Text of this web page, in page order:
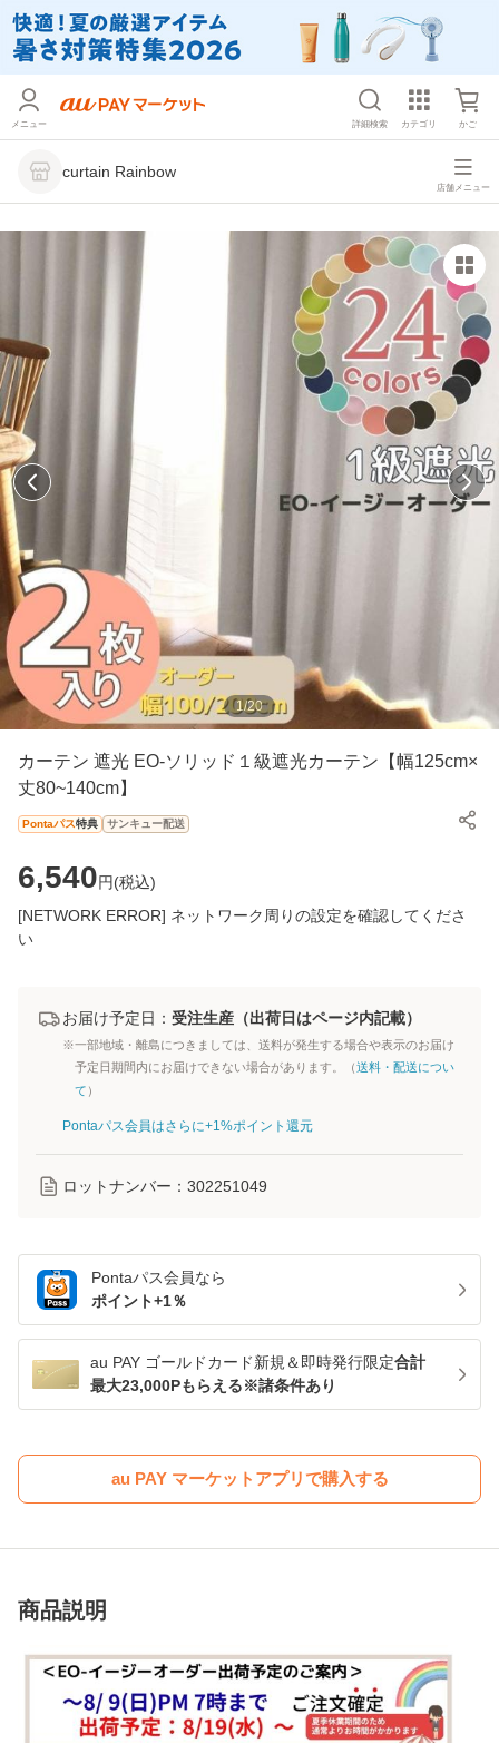
メニュー 詳細検索 カテゴリ かご
curtain Rainbow
店舗メニュー
1/20
カーテン 遮光 EO-ソリッド１級遮光カーテン【幅125cm×
丈80~140cm】
Pontaパス特典 サンキュー配送
6,540円(税込)
[NETWORK ERROR] ネットワーク周りの設定を確認してくださ
い
お届け予定日： 受注生産（出荷日はページ内記載）
※一部地域・離島につきましては、送料が発生する場合や表示のお届け
予定日期間内にお届けできない場合があります。（送料・配送につい
て ）
Pontaパス会員はさらに+1%ポイント還元
ロットナンバー： 302251049
Pontaパス会員なら
ポイント+1％
au PAY ゴールドカード新規＆即時発行限定合計
最大23,000Pもらえる※諸条件あり
au PAY マーケットアプリで購入する
商品説明